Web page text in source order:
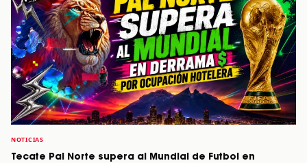
NOTICIAS
Tecate Pal Norte supera al Mundial de Futbol en